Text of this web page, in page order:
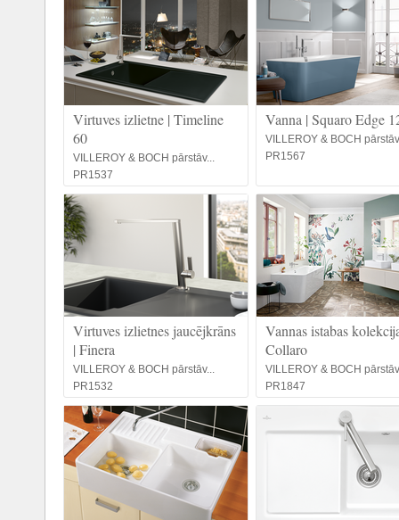
Virtuves izlietne | Timeline
60
VILLEROY & BOCH pārstāv...
PR1537
Vanna | Squaro Edge
VILLEROY & BOCH
PR1567
Virtuves izlietnes jaucējkrāns
| Finera
VILLEROY & BOCH pārstāv...
PR1532
Vannas istabas
Collaro
VILLEROY & BOCH
PR1847